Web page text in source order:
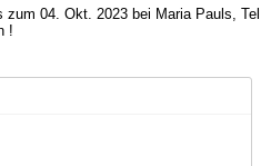
zum 04. Okt. 2023 bei Maria Pauls,
!